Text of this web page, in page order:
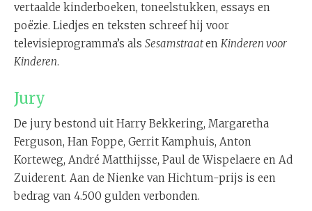
vertaalde kinderboeken, toneelstukken, essays en
poëzie. Liedjes en teksten schreef hij voor
televisieprogramma’s als Sesamstraaten Kinderen voor
Kinderen.
Jury
De jury bestond uit Harry Bekkering, Margaretha
Ferguson, Han Foppe, Gerrit Kamphuis, Anton
Korteweg, André Matthijsse, Paul de Wispelaere en Ad
Zuiderent. Aan de Nienke van Hichtum-prijs is een
bedrag van 4.500 gulden verbonden.